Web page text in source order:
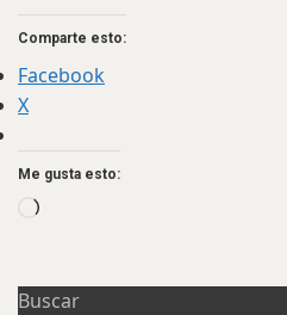
Comparte esto:
Facebook
X
Me gusta esto:
Loading…
Buscar